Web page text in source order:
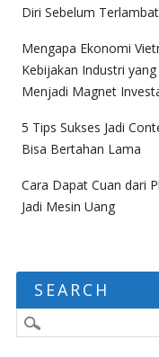
Diri Sebelum Terlambat
Mengapa Ekonomi
Kebijakan Industri
Menjadi Magnet
5 Tips Sukses Jadi
Bisa Bertahan Lama
Cara Dapat Cuan dari
Jadi Mesin Uang
SEARCH